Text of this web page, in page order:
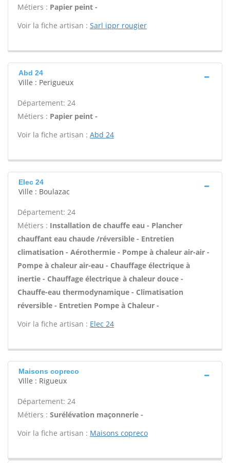
Métiers : Papier peint -
Voir la fiche artisan : Sarl ippr rougier
Abd 24
Ville : Perigueux
Département: 24
Métiers : Papier peint -
Voir la fiche artisan : Abd 24
Elec 24
Ville : Boulazac
Département: 24
Métiers : Installation de chauffe eau - Plancher
chauffant eau chaude /réversible - Entretien
climatisation - Aérothermie - Pompe à chaleur air-air -
Pompe à chaleur air-eau - Chauffage électrique à
inertie - Chauffage électrique à chaleur douce -
Chauffe-eau thermodynamique - Climatisation
réversible - Entretien Pompe à Chaleur -
Voir la fiche artisan : Elec 24
Maisons copreco
Ville : Rigueux
Département: 24
Métiers : Surélévation maçonnerie -
Voir la fiche artisan : Maisons copreco